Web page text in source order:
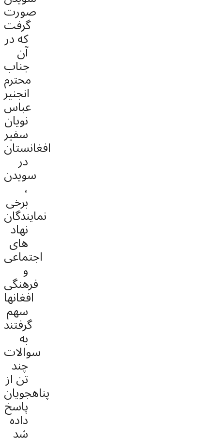
صورت
گرفت
که در
آن
جناب
محترم
انجنیر
عباس
نویان
سفیر
افغانستان
در
سویدن
،
برخی
نمایندگان
نهاد
های
اجتماعی
و
فرهنگی
افغانها
سهم
گرفتند
به
سوالات
چند
تن از
پناهجویان
پاسخ
داده
شد